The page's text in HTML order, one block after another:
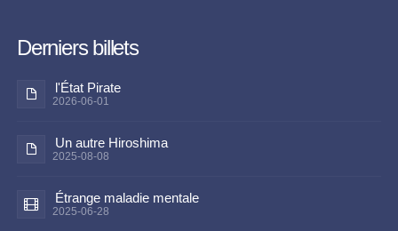
Derniers billets
l'État Pirate
2026-06-01
Un autre Hiroshima
2025-08-08
Étrange maladie mentale
2025-06-28